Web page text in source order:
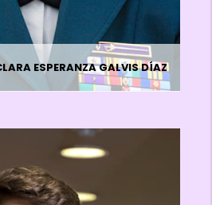
ESPERANZA GALVIS DÍAZ